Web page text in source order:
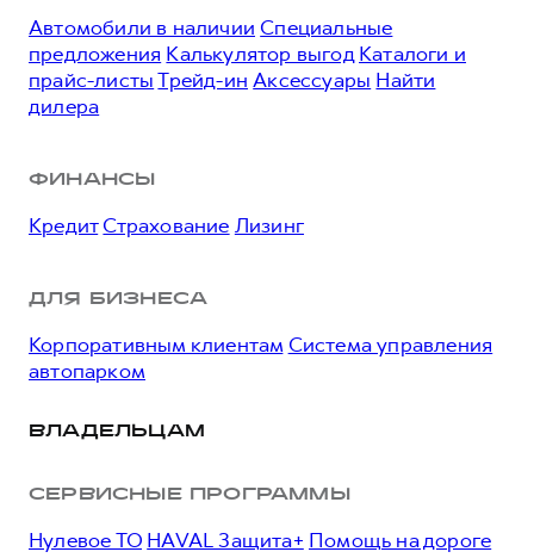
Автомобили в наличии Специальные
предложения Калькулятор выгод Каталоги и
прайс-листы Трейд-ин Аксессуары Найти
дилера
ФИНАНСЫ
Кредит Страхование Лизинг
ДЛЯ БИЗНЕСА
Корпоративным клиентам Система управления
автопарком
ВЛАДЕЛЬЦАМ
СЕРВИСНЫЕ ПРОГРАММЫ
Нулевое ТО HAVAL Защита+ Помощь на дороге